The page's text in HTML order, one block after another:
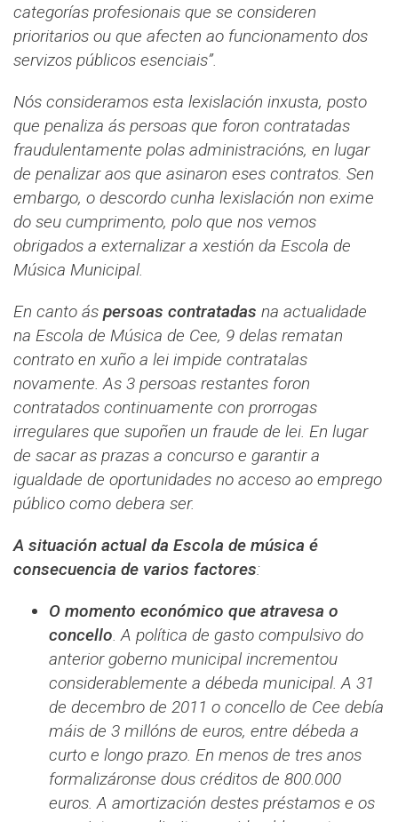
categorías profesionais que se consideren
prioritarios ou que afecten ao funcionamento dos
servizos públicos esenciais”.
Nós consideramos esta lexislación inxusta, posto
que penaliza ás persoas que foron contratadas
fraudulentamente polas administracións, en lugar
de penalizar aos que asinaron eses contratos. Sen
embargo, o descordo cunha lexislación non exime
do seu cumprimento, polo que nos vemos
obrigados a externalizar a xestión da Escola de
Música Municipal.
En canto ás persoas contratadas na actualidade
na Escola de Música de Cee, 9 delas rematan
contrato en xuño a lei impide contratalas
novamente. As 3 persoas restantes foron
contratados continuamente con prorrogas
irregulares que supoñen un fraude de lei. En lugar
de sacar as prazas a concurso e garantir a
igualdade de oportunidades no acceso ao emprego
público como debera ser.
A situación actual da Escola de música é
consecuencia de varios factores:
O momento económico que atravesa o
concello. A política de gasto compulsivo do
anterior goberno municipal incrementou
considerablemente a débeda municipal. A 31
de decembro de 2011 o concello de Cee debía
máis de 3 millóns de euros, entre débeda a
curto e longo prazo. En menos de tres anos
formalizáronse dous créditos de 800.000
euros. A amortización destes préstamos e os